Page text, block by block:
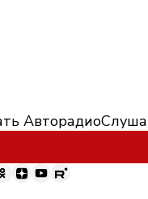
Авторадио